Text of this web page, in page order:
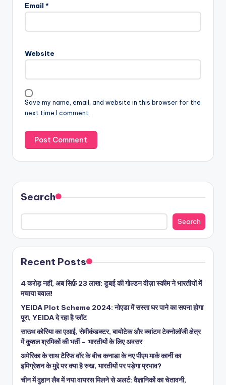
Email *
Website
Save my name, email, and website in this browser for the
next time I comment.
Search
Search
Recent Posts
4 करोड़ नहीं, अब सिर्फ़ 23 लाख: डुबई की गोल्डन वीज़ा स्कीम ने भारतीयों में
मचाया बवाल!
YEIDA Plot Scheme 2024: नोएडा में सस्ता घर पाने का सपना होगा
पूरा, YEIDA दे रहा है प्लॉट
साउथ कोरिया का एआई, सेमीकंडक्टर, बायोटेक और क्वांटम टेक्नोलॉजी क्षेत्र
में कुशल श्रमिकों की भर्ती – भारतीयों के लिए अवसर
अमेरिका के साथ टैरिफ वॉर के बीच कनाडा के नए पीएम मार्क कार्नी का
इमिग्रेशन के मुद्दे पर क्या है रुख, भारतीयों पर पड़ेगा प्रभाव?
चीन में वुहान लैब में नया वायरस मिलने से अलर्ट: वैज्ञानिकों का चेतावनी,